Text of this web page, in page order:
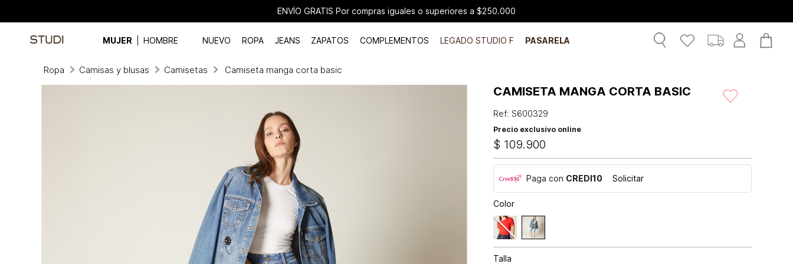
ENVÍO GRATIS Por compras iguales o superiores a $250.000
MUJER HOMBRE NUEVO ROPA JEANS ZAPATOS COMPLEMENTOS LEGADO STUDIO F PASARELA
Ropa Camisas y blusas Camisetas Camiseta manga corta basic
CAMISETA MANGA CORTA BASIC
Ref:S600329
Precio exclusivo online
$ 109.900
Paga con CREDI10 Solicitar
Color
Talla